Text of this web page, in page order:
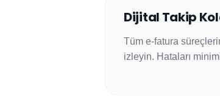
Dijital Takip
Tüm e-fatura
izleyin. Hataları